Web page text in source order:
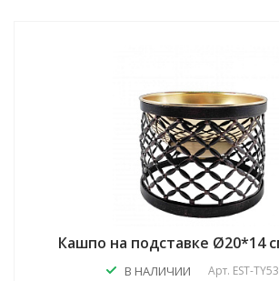
Кашпо на подставке Ø20*14
В НАЛИЧИИ Арт. EST-